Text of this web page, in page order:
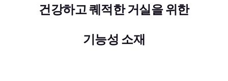
건강하고 퀘적한 거실을 위한
기능성 소재